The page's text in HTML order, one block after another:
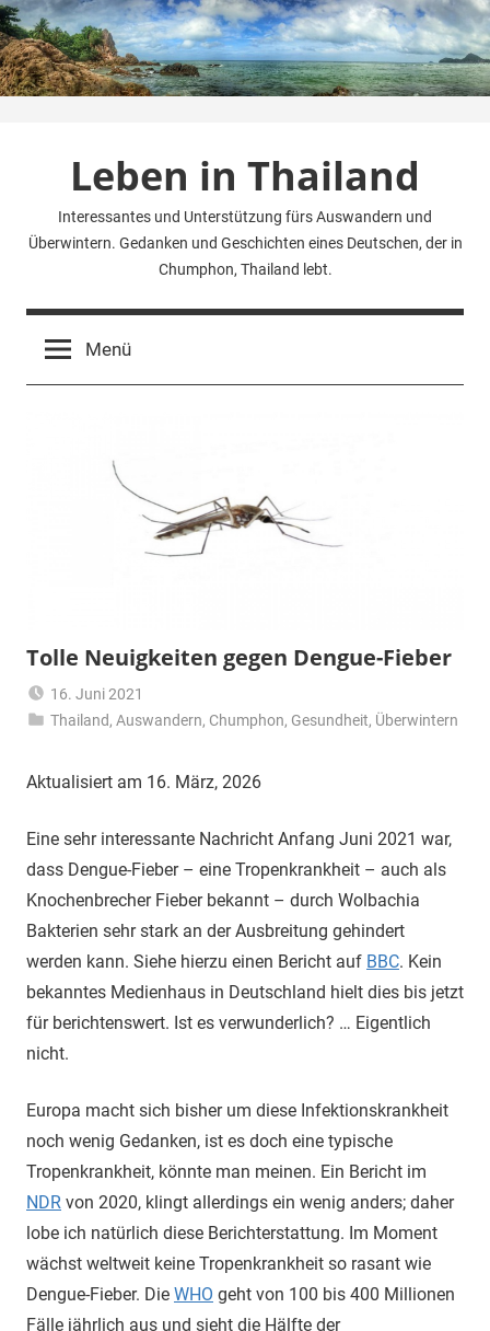
Zum
Inhalt
springen
Leben in Thailand
Interessantes und Unterstützung fürs Auswandern und
Überwintern. Gedanken und Geschichten eines Deutschen, der in
Chumphon, Thailand lebt.
Menü
Tolle Neuigkeiten gegen Dengue-Fieber
16. Juni 2021
Matt
Thailand,Auswandern, Chumphon, Gesundheit, Überwintern
Aktualisiert am 16. März, 2026
Eine sehr interessante Nachricht Anfang Juni 2021 war,
dass Dengue-Fieber – eine Tropenkrankheit – auch als
Knochenbrecher Fieber bekannt – durch Wolbachia
Bakterien sehr stark an der Ausbreitung gehindert
werden kann. Siehe hierzu einen Bericht auf BBC. Kein
bekanntes Medienhaus in Deutschland hielt dies bis jetzt
für berichtenswert. Ist es verwunderlich? … Eigentlich
nicht.
Europa macht sich bisher um diese Infektionskrankheit
noch wenig Gedanken, ist es doch eine typische
Tropenkrankheit, könnte man meinen. Ein Bericht im
NDR von 2020, klingt allerdings ein wenig anders; daher
lobe ich natürlich diese Berichterstattung. Im Moment
wächst weltweit keine Tropenkrankheit so rasant wie
Dengue-Fieber. Die WHO geht von 100 bis 400 Millionen
Fälle jährlich aus und sieht die Hälfte der